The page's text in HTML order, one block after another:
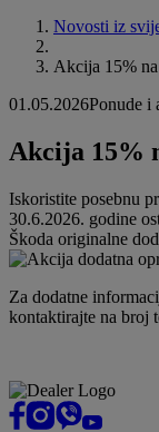
Novosti iz
Akcija 15%
01.05.2026Ponude i
Akcija 15%
Iskoristite posebnu
30.6.2026. godine
Škoda originalne
Za dodatne
kontaktirajte na broj